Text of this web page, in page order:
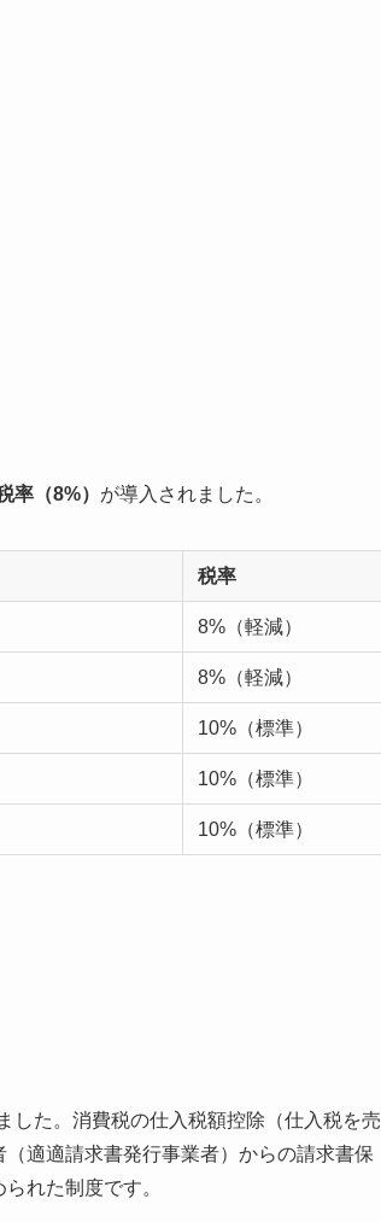
率（8%） が導入されました。
税率
8%（軽減）
8%（軽減）
10%（標準）
10%（標準）
10%（標準）
した。消費税の仕入税額控除（仕入税を売
適適請求書発行事業者）からの請求書保
れた制度です。